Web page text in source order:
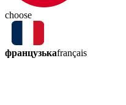
choose
французькаfrançais